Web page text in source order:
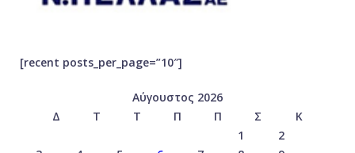
[recent posts_per_page=”10″]
Αύγουστος 2026
Δ
Τ Τ Π Π Σ
Κ
1
2